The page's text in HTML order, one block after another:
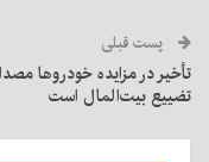
پست قبلی
تأخیر در مزایده خودروها
تضییع بیت‌المال است